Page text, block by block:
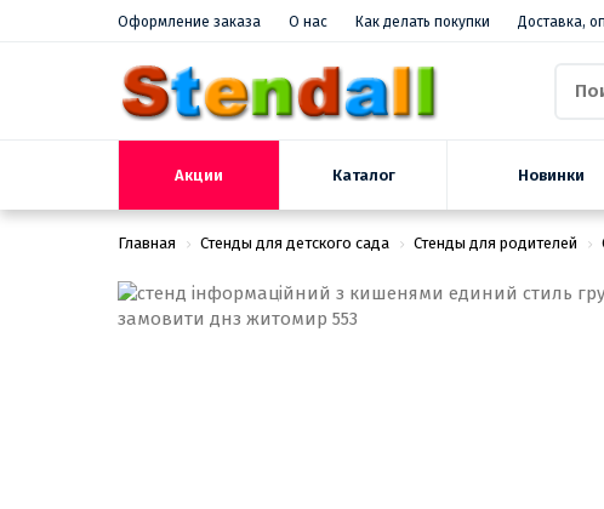
Оформление заказа О нас Как делать покупки Доставка,
Акции Каталог Новинки
Главная Стенды для детского сада Стенды для родителей